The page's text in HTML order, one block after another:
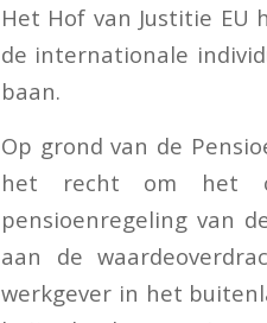
Het Hof van Justitie EU
de internationale
baan.
Op grond van de
het recht om het
pensioenregeling van
aan de
werkgever in het